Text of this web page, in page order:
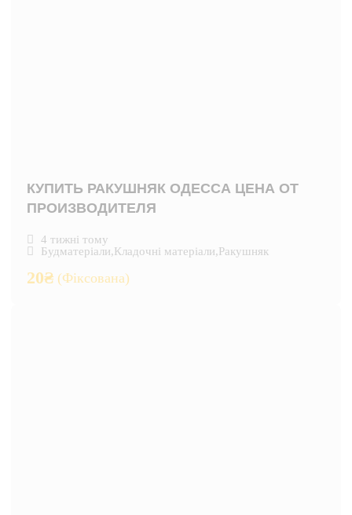
КУПИТЬ РАКУШНЯК ОДЕССА ЦЕНА ОТ
ПРОИЗВОДИТЕЛЯ
4 тижні тому
Будматеріали,Кладочні матеріали,Ракушняк
20₴ (Фіксована)